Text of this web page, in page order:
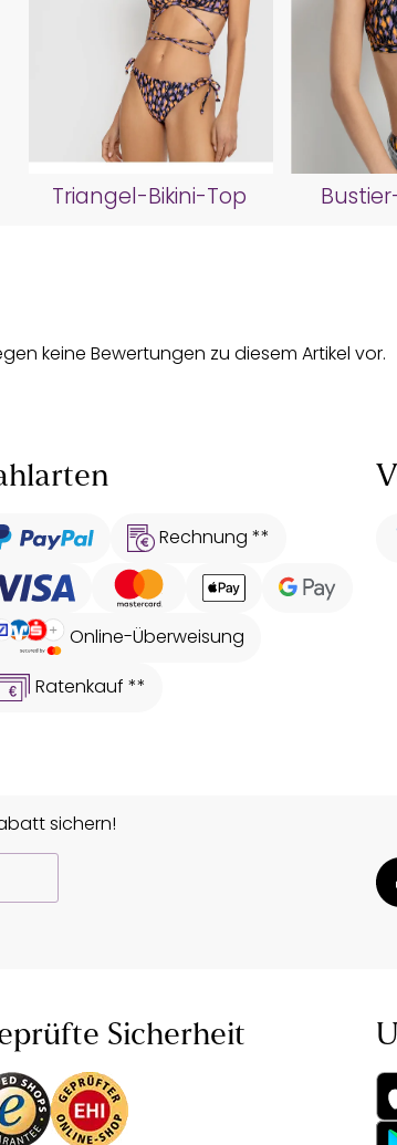
Triangel-Bikini-Top
keine Bewertungen zu diesem Artikel vor.
Rechnung **
Online-Überweisung
Ratenkauf **
sichern!
Sicherheit